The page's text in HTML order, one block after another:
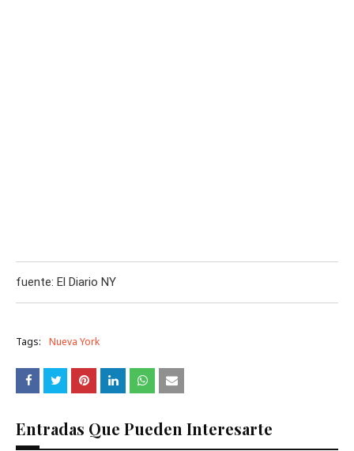
fuente: El Diario NY
Tags: Nueva York
Entradas Que Pueden Interesarte